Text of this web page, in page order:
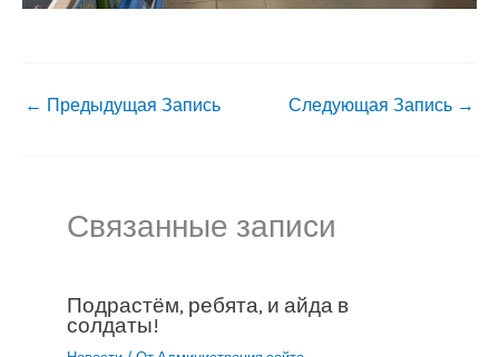
← Предыдущая Запись Следующая Запись →
Связанные записи
Подрастём, ребята, и айда в
солдаты!